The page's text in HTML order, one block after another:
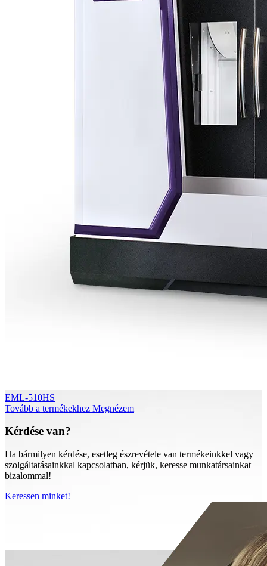
EML-510HS
Tovább a termékekhez Megnézem
Kérdése van?
Ha bármilyen kérdése, esetleg észrevétele van termékeinkkel vagy
szolgáltatásainkkal kapcsolatban, kérjük, keresse munkatársainkat
bizalommal!
Keressen minket!